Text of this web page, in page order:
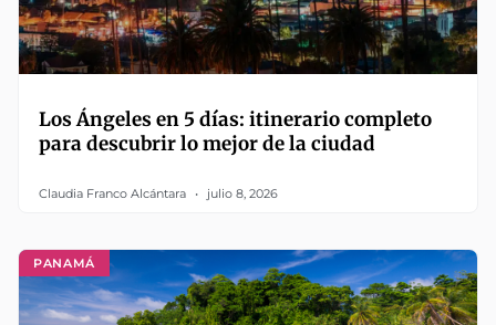
Los Ángeles en 5 días: itinerario completo
para descubrir lo mejor de la ciudad
Claudia Franco Alcántara julio 8, 2026
PANAMÁ